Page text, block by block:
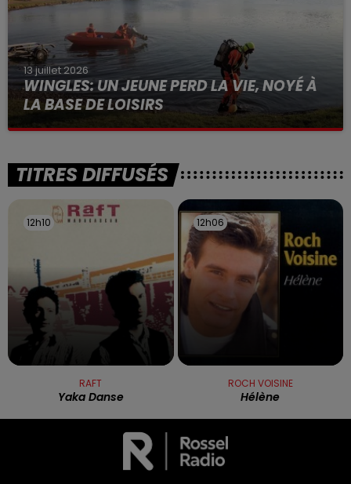
13 juillet 2026
WINGLES: UN JEUNE PERD LA VIE, NOYÉ À
LA BASE DE LOISIRS
La victime a coulé à pic
TITRES DIFFUSÉS
12h10
12h10
RAFT
Yaka Danse
12h06
12h06
ROCH VOISINE
Hélène